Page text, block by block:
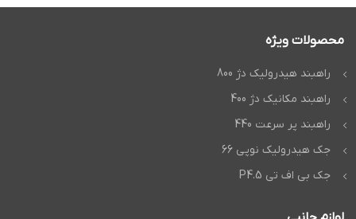
محصولات ویژه
راهبند هیدرولیک دژ 800
راهبند مکانیک دژ 400
راهبند پر سرعت 440
جک هیدرولیک نوپی 66
جک بی اف تی P4.5